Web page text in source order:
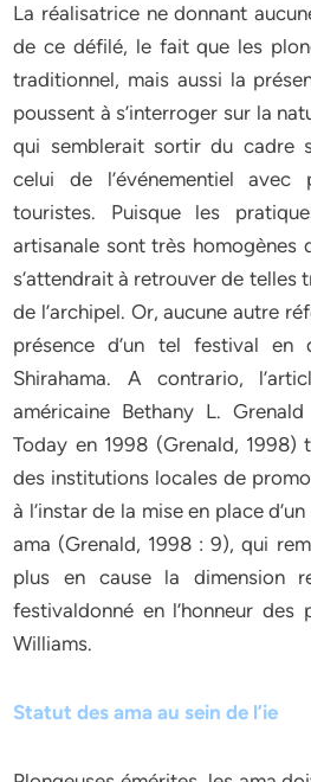
La réalisatrice ne donnant
de ce défilé, le fait que les
traditionnel, mais aussi la
poussent à s’interroger sur la
qui semblerait sortir du cadre
celui de l’événementiel
touristes. Puisque les
artisanale sont très homogènes
s’attendrait à retrouver de telles
de l’archipel. Or, aucune autre
présence d’un tel festival
Shirahama. A contrario,
américaine Bethany L.
Today en 1998 (Grenald,
des institutions locales de
à l’instar de la mise en place
ama (Grenald, 1998 : 9), qui
plus en cause la dimension
festivaldonné en l’honneur des
Williams.
Statut des ama au sein de l’ie